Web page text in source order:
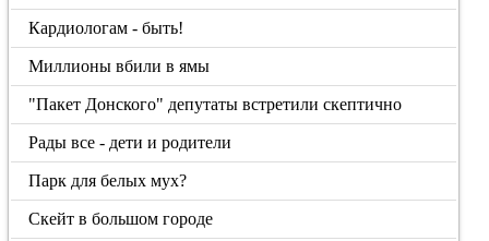
Кардиологам - быть!
Миллионы вбили в ямы
"Пакет Донского" депутаты встретили скептично
Рады все - дети и родители
Парк для белых мух?
Скейт в большом городе